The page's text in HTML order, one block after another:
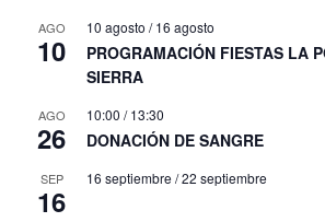
AGO
10
10 agosto /16 agosto
PROGRAMACIÓN FIESTAS LA
SIERRA
AGO
26
10:00 /13:30
DONACIÓN DE SANGRE
SEP
16
16 septiembre /22 septiembre